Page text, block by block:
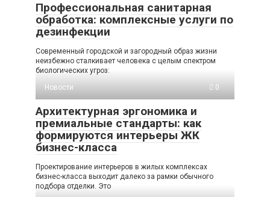
Профессиональная санитарная
обработка: комплексные услуги по
дезинфекции
Современный городской и загородный образ жизни
неизбежно сталкивает человека с целым спектром
биологических угроз:
Новости
0
Архитектурная эргономика и
премиальные стандарты: как
формируются интерьеры ЖК
бизнес-класса
Проектирование интерьеров в жилых комплексах
бизнес-класса выходит далеко за рамки обычного
подбора отделки. Это